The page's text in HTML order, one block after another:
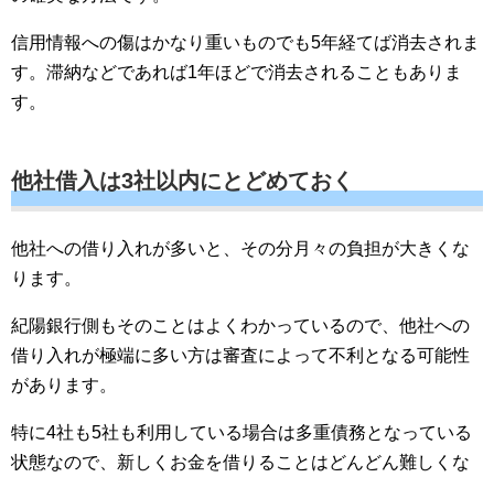
信用情報への傷はかなり重いものでも5年経てば消去されま
す。滞納などであれば1年ほどで消去されることもありま
す。
他社借入は3社以内にとどめておく
他社への借り入れが多いと、その分月々の負担が大きくな
ります。
紀陽銀行側もそのことはよくわかっているので、他社への
借り入れが極端に多い方は審査によって不利となる可能性
があります。
特に4社も5社も利用している場合は多重債務となっている
状態なので、新しくお金を借りることはどんどん難しくな